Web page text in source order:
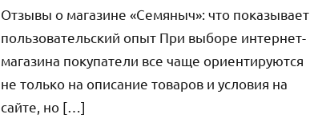
Отзывы о магазине «Семяныч»: что показывает
пользовательский опыт При выборе интернет-
магазина покупатели все чаще ориентируются
не только на описание товаров и условия на
сайте, но […]